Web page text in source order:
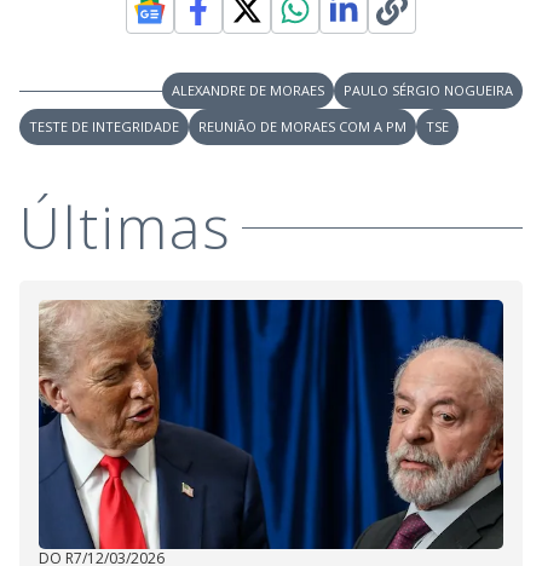
ALEXANDRE DE MORAES
PAULO SÉRGIO NOGUEIRA
TESTE DE INTEGRIDADE
REUNIÃO DE MORAES COM A PM TSE
Últimas
DO R7/12/03/2026